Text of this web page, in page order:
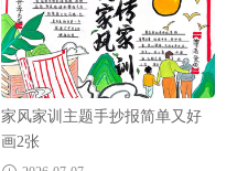
家风家训主题手抄报简单又好
画2张